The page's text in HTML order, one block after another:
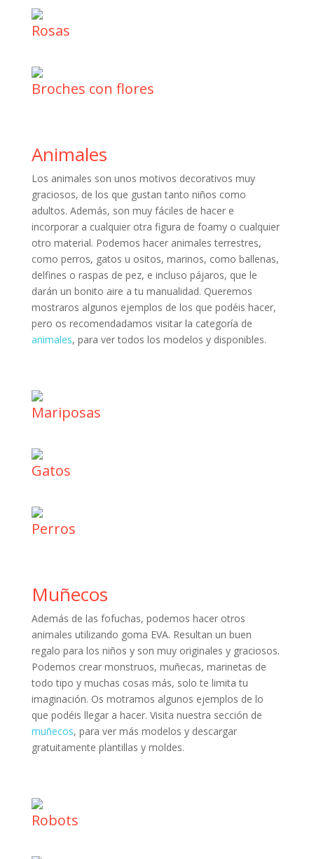
Rosas
Broches con flores
Animales
Los animales son unos motivos decorativos muy
graciosos, de los que gustan tanto niños como
adultos. Además, son muy fáciles de hacer e
incorporar a cualquier otra figura de foamy o cualquier
otro material. Podemos hacer animales terrestres,
como perros, gatos u ositos, marinos, como ballenas,
delfines o raspas de pez, e incluso pájaros, que le
darán un bonito aire a tu manualidad. Queremos
mostraros algunos ejemplos de los que podéis hacer,
pero os recomendadamos visitar la categoría de
animales, para ver todos los modelos y disponibles.
Mariposas
Gatos
Perros
Muñecos
Además de las fofuchas, podemos hacer otros
animales utilizando goma EVA. Resultan un buen
regalo para los niños y son muy originales y graciosos.
Podemos crear monstruos, muñecas, marinetas de
todo tipo y muchas cosas más, solo te limita tu
imaginación. Os motramos algunos ejemplos de lo
que podéis llegar a hacer. Visita nuestra sección de
muñecos, para ver más modelos y descargar
gratuitamente plantillas y moldes.
Robots